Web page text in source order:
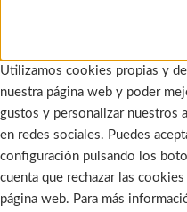
Utilizamos cookies propias y
nuestra página web y poder
gustos y personalizar nuestros
en redes sociales. Puedes
configuración pulsando los
cuenta que rechazar las
página web. Para más